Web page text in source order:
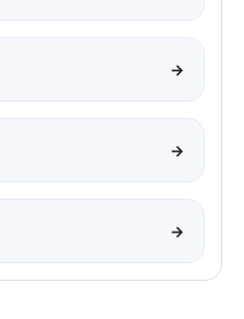
→
→
→